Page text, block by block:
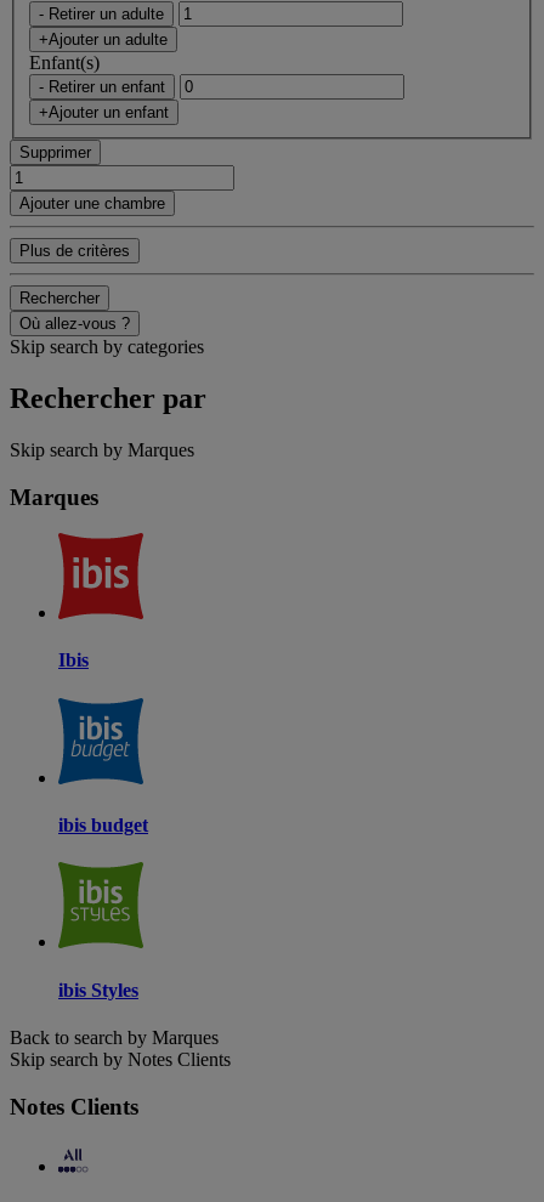
- Retirer un adulte
+Ajouter un adulte
Enfant(s)
- Retirer un enfant
+Ajouter un enfant
Supprimer
Ajouter une chambre
Plus de critères
Rechercher
Où allez-vous ?
Skip search by categories
Rechercher par
Skip search by Marques
Marques
Ibis
ibis budget
ibis Styles
Back to search by Marques
Skip search by Notes Clients
Notes Clients